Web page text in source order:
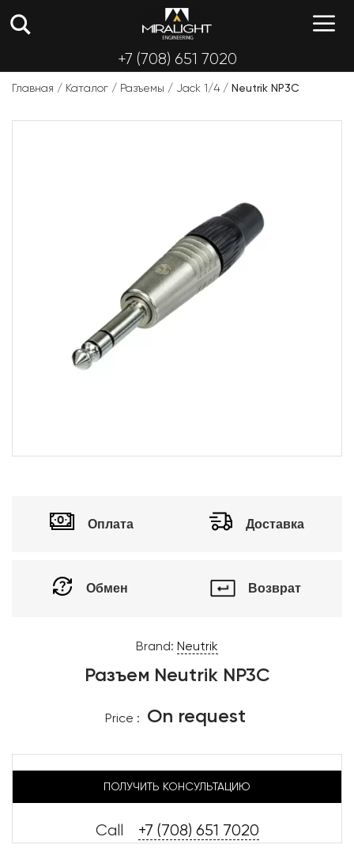
+7 (708) 651 7020
Главная / Каталог / Разъемы / Jack 1/4 / Neutrik NP3C
Оплата Доставка
Обмен Возврат
Brand: Neutrik
Разъем Neutrik NP3C
Price : On request
ПОЛУЧИТЬ КОНСУЛЬТАЦИЮ
Call +7 (708) 651 7020